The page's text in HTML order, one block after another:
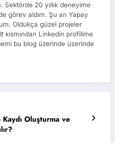
Sektörde 20 yıllık deneyime
görev aldım. Şu an Yapay
Oldukça güzel projeler
kısmından Linkedin profilime
bu blog üzerinde üzerinde
Kaydı Oluşturma ve